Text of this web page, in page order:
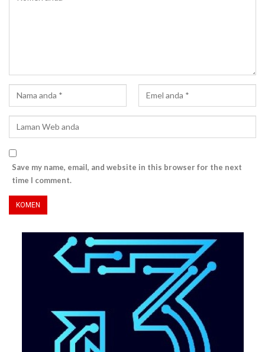
Save my name, email, and website in this browser for the next
time I comment.